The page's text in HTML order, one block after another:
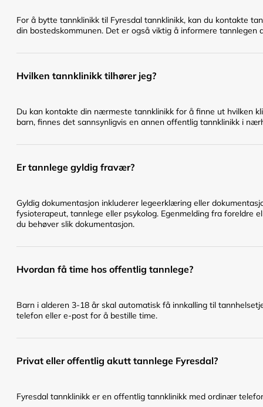
For å bytte tannklinikk til Fyresdal tannklinikk, kan du kontakte
din bostedskommunen. Det er også viktig å informere
Hvilken tannklinikk tilhører jeg?
Du kan kontakte din nærmeste tannklinikk for å finne ut hvilken
barn, finnes det sannsynligvis en annen offentlig tannklinikk i
Er tannlege gyldig fravær?
Gyldig dokumentasjon inkluderer legeerklæring eller
fysioterapeut, tannlege eller psykolog. Egenmelding fra foreldre
du behøver slik dokumentasjon.
Hvordan få time hos offentlig tannlege?
Barn i alderen 3-18 år skal automatisk få innkalling til
telefon eller e-post for å bestille time.
Privat eller offentlig akutt tannlege Fyresdal?
Fyresdal tannklinikk er en offentlig tannklinikk med ordinær